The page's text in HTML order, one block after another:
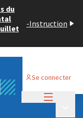
du
-Instruction
Se connecter